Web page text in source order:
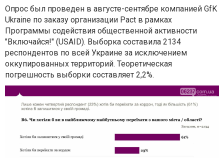
Опрос был проведен в августе-сентябре компанией GfK
Ukraine по заказу организации Pact в рамках
Программы содействия общественной активности
"Включайся!" (USAID). Выборка составила 2134
респондентов по всей Украине за исключением
оккупированных территорий. Теоретическая
погрешность выборки составляет 2,2%.